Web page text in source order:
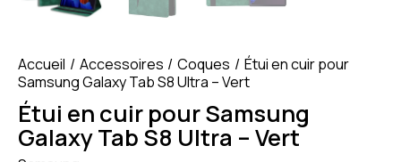
Accueil Accessoires Coques
Étui en cuir pour
Samsung Galaxy Tab S8 Ultra – Vert
Étui en cuir pour Samsung
Galaxy Tab S8 Ultra – Vert